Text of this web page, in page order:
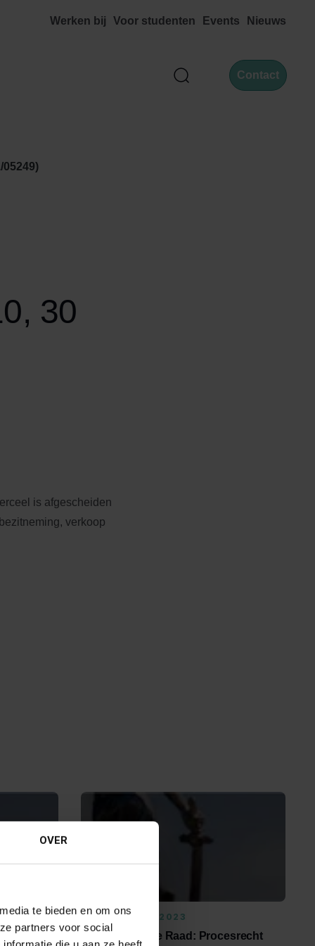
OVER
te bieden en om ons
partners voor social
Werken bij Voor studenten Events Nieuws
Zoek Contact
30
is afgescheiden
verkoop
22 DECEMBER 2023
Uitspraak Hoge Raad: Procesrecht